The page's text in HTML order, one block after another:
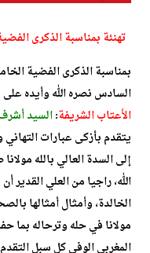
تهنئة بمناسبة الذكرى
بمناسبة الذكرى الفضية
السادس نصره الله وأيده
الأعتاب الشريفة:السيد
يتقدم بأزكى عبارات
إلى السدة العالي بالله
الله، راجيا من العلي القدير
الخالدة، وأمثال أمثالها
مولانا في حله وترحاله بما
المغربي الوفي كل سبل